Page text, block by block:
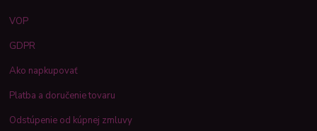
VOP
GDPR
Ako napkupovať
Platba a doručenie tovaru
Odstúpenie od kúpnej zmluvy